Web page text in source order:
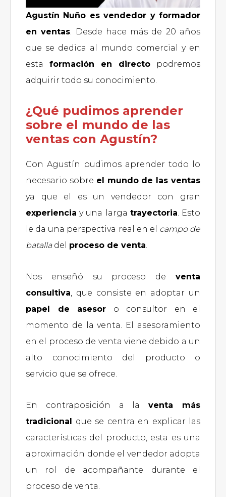
Agustín Nuño es vendedor y formador
en ventas. Desde hace más de 20 años
que se dedica al mundo comercial y en
esta formación en directo podremos
adquirir todo su conocimiento.
¿Qué pudimos aprender
sobre el mundo de las
ventas con Agustín?
Con Agustín pudimos aprender todo lo
necesario sobre el mundo de las ventas
ya que el es un vendedor con gran
experiencia y una larga trayectoria. Esto
le da una perspectiva real en el campo de
batalladel proceso de venta.
Nos enseñó su proceso de venta
consultiva, que consiste en adoptar un
papel de asesor o consultor en el
momento de la venta. El asesoramiento
en el proceso de venta viene debido a un
alto conocimiento del producto o
servicio que se ofrece.
En contraposición a laventa más
tradicional que se centra en explicar las
características del producto, esta es una
aproximación donde el vendedor adopta
un rol de acompañante durante el
proceso de venta.